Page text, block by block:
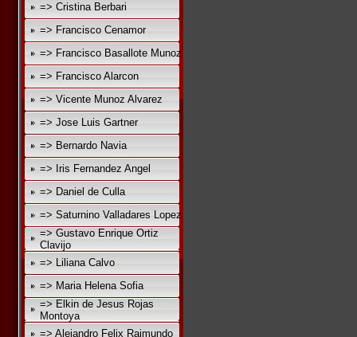
=> Cristina Berbari
=> Francisco Cenamor
=> Francisco Basallote Munoz
=> Francisco Alarcon
=> Vicente Munoz Alvarez
=> Jose Luis Gartner
=> Bernardo Navia
=> Iris Fernandez Angel
=> Daniel de Culla
=> Saturnino Valladares Lopez
=> Gustavo Enrique Ortiz
Clavijo
=> Liliana Calvo
=> Maria Helena Sofia
=> Elkin de Jesus Rojas
Montoya
=> Alejandro Felix Raimundo